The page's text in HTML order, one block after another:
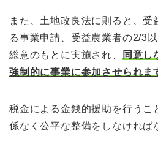
また、土地改良法に則ると、受
る事業申請、受益農業者の2/3
総意のもとに実施され、
同意し
強制的に事業に参加させられま
税金による金銭的援助を行うこ
係なく公平な整備をしなければ